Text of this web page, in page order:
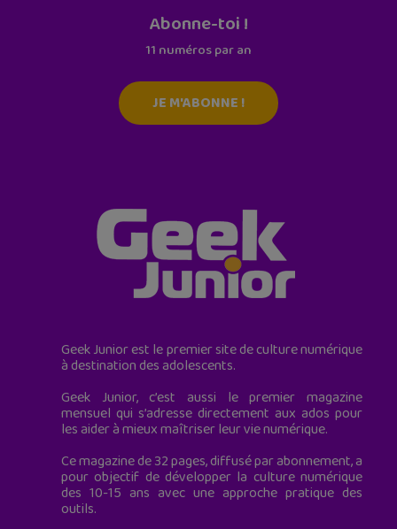
Abonne-toi !
11 numéros par an
JE M'ABONNE !
Geek Junior est le premier site de culture numérique
à destination des adolescents.
Geek Junior, c’est aussi le premier magazine
mensuel qui s’adresse directement aux ados pour
les aider à mieux maîtriser leur vie numérique.
Ce magazine de 32 pages, diffusé par abonnement, a
pour objectif de développer la culture numérique
des 10-15 ans avec une approche pratique des
outils.